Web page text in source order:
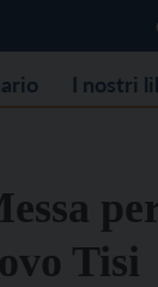
I nostri
Tisi